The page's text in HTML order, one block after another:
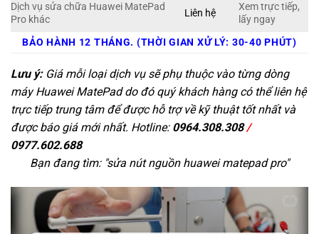
Dịch vụ sửa chữa Huawei MatePad
Pro khác
Liên hệ
Xem trực tiếp,
lấy ngay
BẢO HÀNH 12 THÁNG. (THỜI GIAN XỬ LÝ: 30-40 PHÚT)
Lưu ý:Giá mỗi loại dịch vụ sẽ phụ thuộc vào từng dòng
máy Huawei MatePad do đó quý khách hàng có thể liên hệ
trực tiếp trung tâm để được hỗ trợ về kỹ thuật tốt nhất và
được báo giá mới nhất. Hotline: 0964.308.308/
0977.602.688
Bạn đang tìm: "sửa nút nguồn huawei matepad pro"